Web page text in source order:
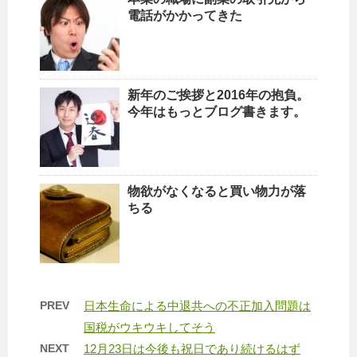
電話がかかってきた
新年のご挨拶と2016年の抱負。
今年はもっとブログ書きます。
物欲がなくなると買い物力が落
ちる
PREV
日本生命による中退共への不正加入問題は
国税がウキウキしてそう
NEXT 12月23日は今後も祝日であり続けるはず